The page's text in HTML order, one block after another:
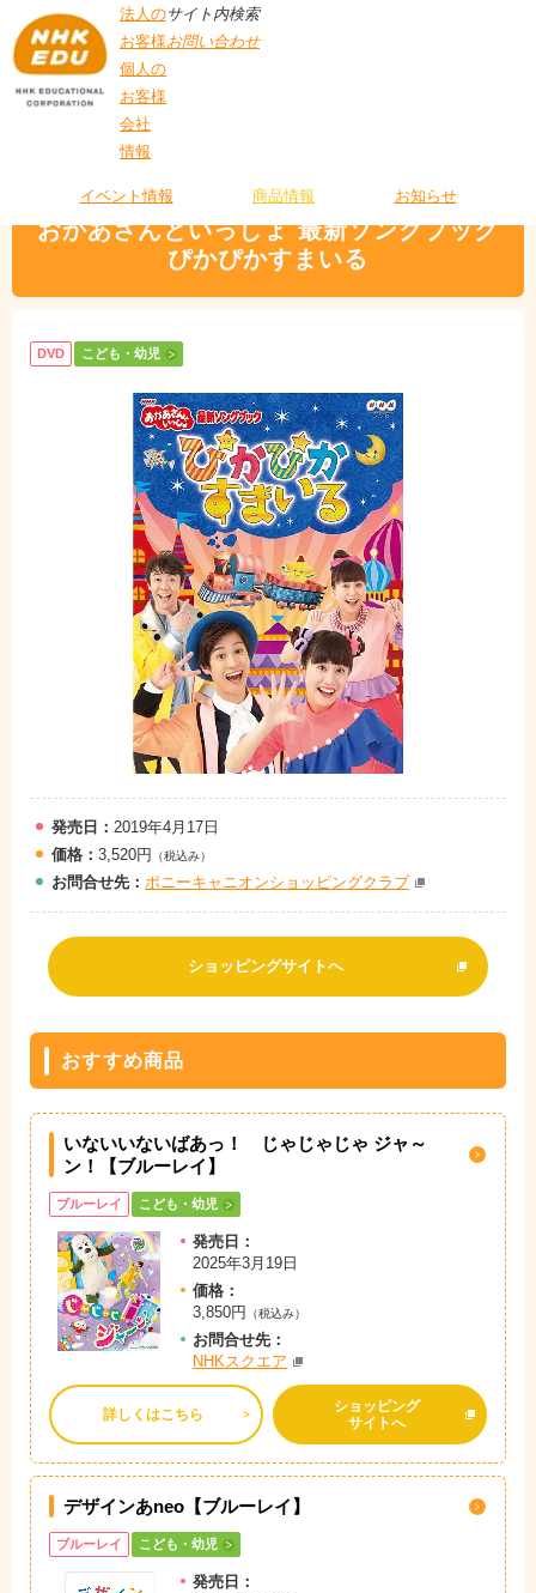
法人の
お客様
個人の
お客様
会社
情報
サイト内検索
お問い合わせ
イベント情報 商品情報 お知らせ
おかあさんといっしょ 最新ソングブック
ぴかぴかすまいる
DVD こども・幼児
発売日： 2019年4月17日
価格： 3,520円 （税込み）
お問合せ先： ポニーキャニオンショッピングクラブ
ショッピングサイトへ
おすすめ商品
いないいないばあっ！ じゃじゃじゃ ジャ～
ン！【ブルーレイ】
ブルーレイ こども・幼児
発売日：
2025年3月19日
価格：
3,850円
（税込み）
お問合せ先：
NHKスクエア
詳しくはこちら
ショッピング
サイトへ
デザインあneo【ブルーレイ】
ブルーレイ こども・幼児
発売日：